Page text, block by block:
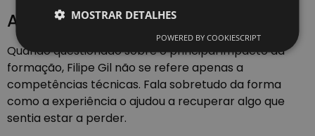
A vontade de aprender mais
Quando questionado sobre o principal impacto da
formação, Filipe Gil não se refere apenas a
competências técnicas. Fala sobretudo da forma
como a experiência o ajudou a recuperar algo que
sentia estar a perder.
MOSTRAR DETALHES
POWERED BY COOKIESCRIPT